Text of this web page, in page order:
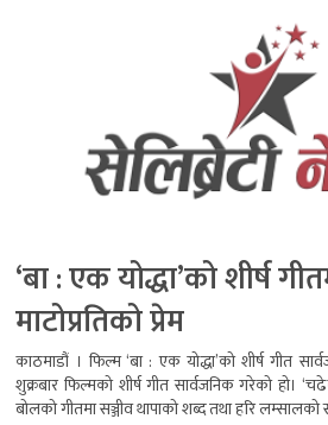
‘बा : एक योद्धा’को शीर्ष
माटोप्रतिको प्रेम
काठमाडौं । फिल्म ‘बा : एक योद्धा’को शीर्ष गीत
शुक्रबार फिल्मको शीर्ष गीत सार्वजनिक गरेको हो।
बोलको गीतमा सञ्जीव थापाको शब्द तथा हरि लम्सालको